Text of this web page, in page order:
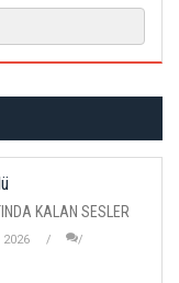
KALAN SESLER
2026